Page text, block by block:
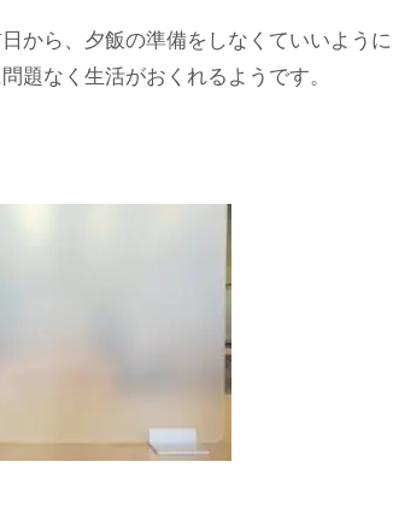
から、夕飯の準備をしなくていいように
題なく生活がおくれるようです。